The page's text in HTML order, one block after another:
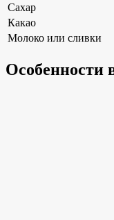
Сахар
Какао
Молоко или сливки
Особенности